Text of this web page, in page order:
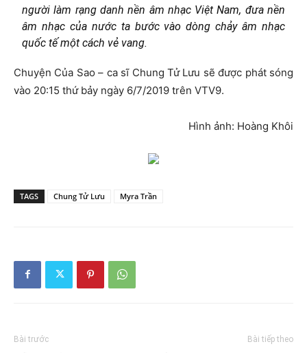
người làm rạng danh nền âm nhạc Việt Nam, đưa nền
âm nhạc của nước ta bước vào dòng chảy âm nhạc
quốc tế một cách vẻ vang.
Chuyện Của Sao – ca sĩ Chung Tử Lưu sẽ được phát sóng
vào 20:15 thứ bảy ngày 6/7/2019 trên VTV9.
Hình ảnh: Hoàng Khôi
TAGS Chung Tử Lưu Myra Trần
Bài trước Bài tiếp theo